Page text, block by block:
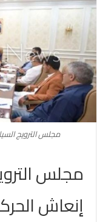
مجلس الترويج
مجلس
إنعاش